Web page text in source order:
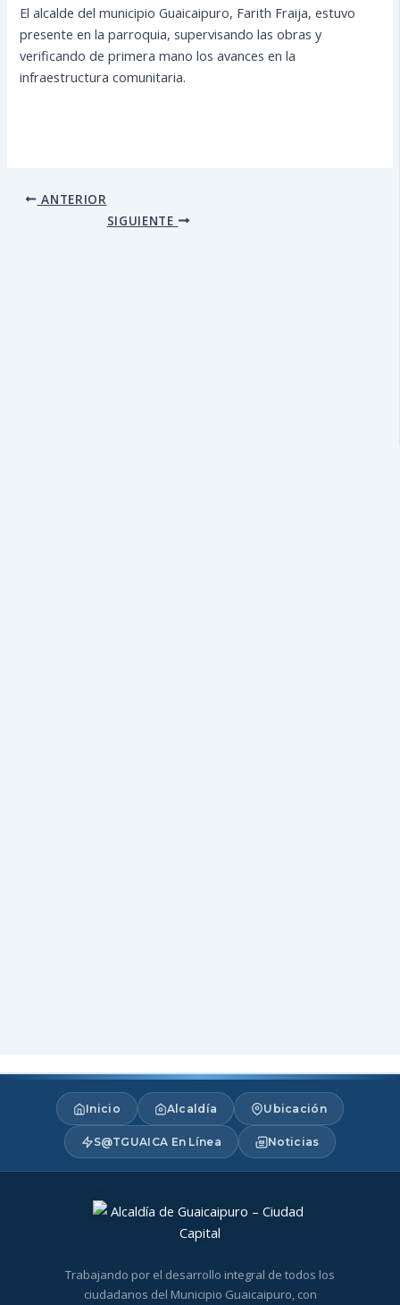
El alcalde del municipio Guaicaipuro, Farith Fraija, estuvo
presente en la parroquia, supervisando las obras y
verificando de primera mano los avances en la
infraestructura comunitaria.
ANTERIOR
SIGUIENTE
Inicio Alcaldía Ubicación
S@TGUAICA En Línea Noticias
Trabajando por el desarrollo integral de todos los
ciudadanos del Municipio Guaicaipuro, con